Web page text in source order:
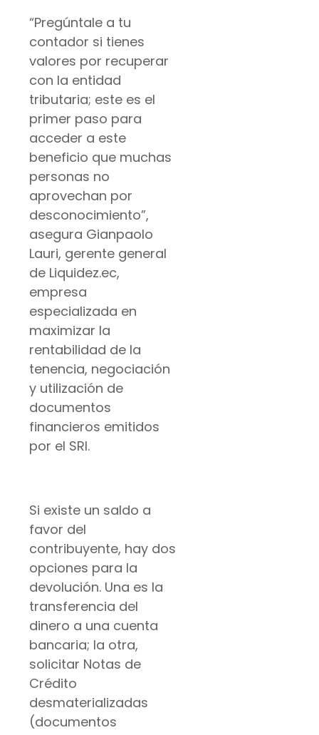
“Pregúntale a tu
contador si tienes
valores por recuperar
con la entidad
tributaria; este es el
primer paso para
acceder a este
beneficio que muchas
personas no
aprovechan por
desconocimiento”,
asegura Gianpaolo
Lauri, gerente general
de Liquidez.ec,
empresa
especializada en
maximizar la
rentabilidad de la
tenencia, negociación
y utilización de
documentos
financieros emitidos
por el SRI.
Si existe un saldo a
favor del
contribuyente, hay dos
opciones para la
devolución. Una es la
transferencia del
dinero a una cuenta
bancaria; la otra,
solicitar Notas de
Crédito
desmaterializadas
(documentos